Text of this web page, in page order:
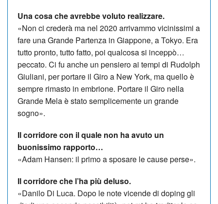
Una cosa che avrebbe voluto realizzare.
«Non ci crederà ma nel 2020 arrivammo vicinissimi a
fare una Grande Partenza in Giappone, a Tokyo. Era
tutto pronto, tutto fatto, poi qualcosa si inceppò…
peccato. Ci fu anche un pensiero ai tempi di Rudolph
Giuliani, per portare il Giro a New York, ma quello è
sempre rimasto in embrione. Portare il Giro nella
Grande Mela è stato semplicemente un grande
sogno».
Il corridore con il quale non ha avuto un
buonissimo rapporto…
«Adam Hansen: il primo a sposare le cause perse».
Il corridore che l’ha più deluso.
«Danilo Di Luca. Dopo le note vicende di doping gli